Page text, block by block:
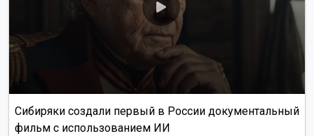
Сибиряки создали первый в России документальный
фильм с использованием ИИ